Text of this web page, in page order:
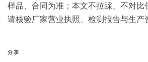
样品、合同为准；本文不拉踩、不对比
请核验厂家营业执照、检测报告与生产
分享